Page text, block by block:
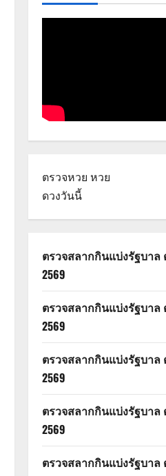
ตรวจหวย หวย
ดวงวันนี้
ตรวจสลากกินแบ่งรัฐบาล
2569
ตรวจสลากกินแบ่งรัฐบาล
2569
ตรวจสลากกินแบ่งรัฐบาล
2569
ตรวจสลากกินแบ่งรัฐบาล
2569
ตรวจสลากกินแบ่งรัฐบาล